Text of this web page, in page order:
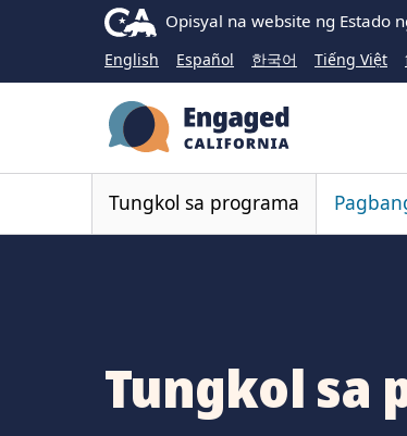
CA.govOpisyal na website ng Estado
English Español 한국어 Tiếng Việt
Tungkol sa programa
Tungkol sa